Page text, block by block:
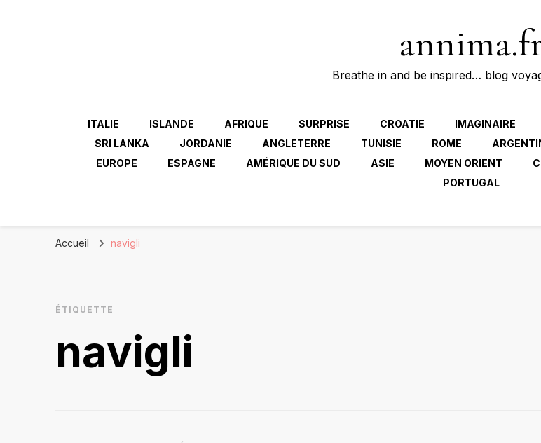
Breathe in and be inspired… blog
ITALIE ISLANDE AFRIQUE SURPRISE CROATIE IMAGINAIRE
SRI LANKA
JORDANIE ANGLETERRE TUNISIE ROME
EUROPE
ESPAGNE AMÉRIQUE DU SUD ASIE MOYEN ORIENT
PORTUGAL
Accueil navigli
ÉTIQUETTE
navigli